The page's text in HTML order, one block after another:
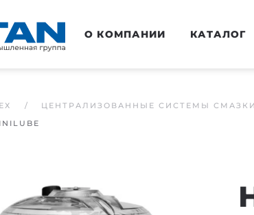
содержанию О КОМПАНИИ КАТАЛОГ
ЦЕНТРАЛИЗОВАННЫЕ СИСТЕМЫ СМАЗКИ